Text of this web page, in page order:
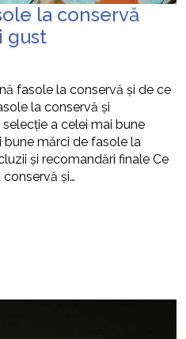
la conservă
gust
fasole la conservă și de ce
la conservă și
a celei mai bune
mărci de fasole la
și recomandări finale Ce
și…